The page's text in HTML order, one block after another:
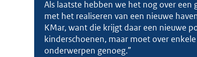
Als laatste hebben we het nog over een
met het realiseren van een nieuwe
KMar, want die krijgt daar een nieuwe
kinderschoenen, maar moet over
onderwerpen genoeg.”